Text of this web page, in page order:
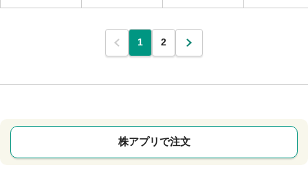
1 2
株アプリで注文